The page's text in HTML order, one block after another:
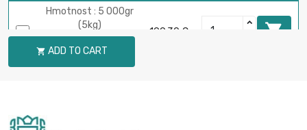
Hmotnost : 5 000gr
(5kg)
průměr : 2 x
1000mm
199,30 € 
 ADD TO CART